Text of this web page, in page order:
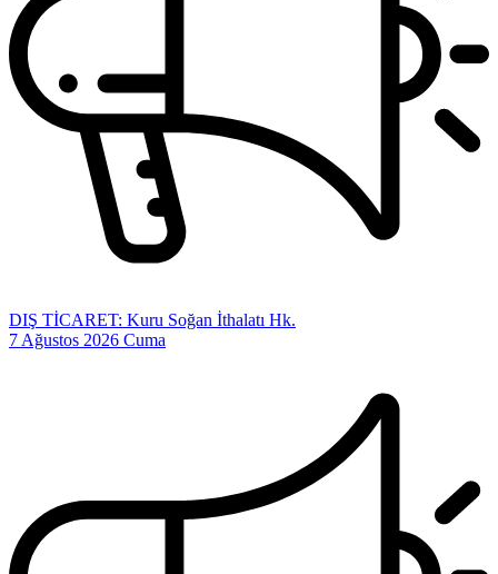
DIŞ TİCARET: Kuru Soğan İthalatı Hk.
7 Ağustos 2026 Cuma